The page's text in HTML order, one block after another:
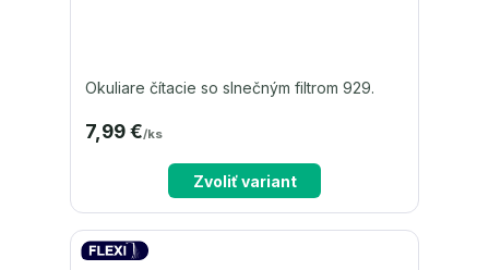
Okuliare čítacie so slnečným filtrom 929.
7,99 €/ks
Zvoliť variant